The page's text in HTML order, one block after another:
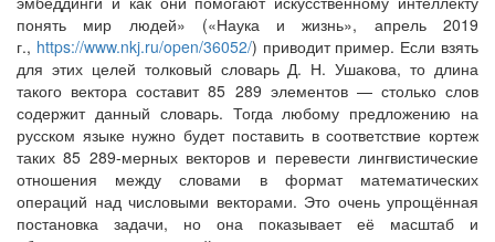
понять мир людей» («Наука и жизнь», апрель 2019
г., https://www.nkj.ru/open/36052/) приводит пример. Если взять
для этих целей толковый словарь Д. Н. Ушакова, то длина
такого вектора составит 85 289 элементов — столько слов
содержит данный словарь. Тогда любому предложению на
русском языке нужно будет поставить в соответствие кортеж
таких 85 289-мерных векторов и перевести лингвистические
отношения между словами в формат математических
операций над числовыми векторами. Это очень упрощённая
постановка задачи, но она показывает её масштаб и